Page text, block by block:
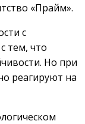
«Прайм».
с
тем, что
Но при
реагируют на